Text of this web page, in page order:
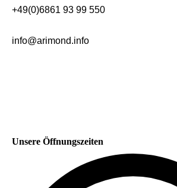
+49(0)6861 93 99 550
info@arimond.info
Unsere Öffnungszeiten